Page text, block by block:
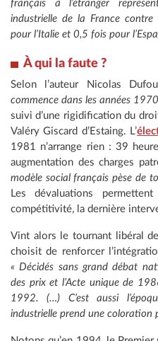
français à l’étranger
industrielle de la France
pour l’Italie et 0,5 fois pour
À qui la faute ?
Selon l’auteur Nicolas
commence dans les années
suivi d’une rigidification du
Valéry Giscard d’Estaing. L’
1981 n’arrange rien : 39
augmentation des charges
modèle social français pèse de
Les dévaluations
compétitivité, la dernière
Vint alors le tournant libéral
choisit de renforcer
« Décidés sans grand débat
des prix et l’Acte unique de
1992. (…) C’est aussi
industrielle prend une coloration